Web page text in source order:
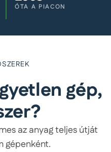
ÓTA A PIACON
gép,
az anyag teljes útját
gépenként.